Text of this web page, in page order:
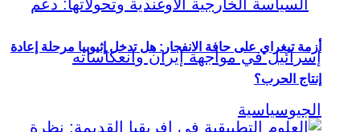
أزمة تيغراي على حافة الانفجار: هل تدخل إثيوبيا مرحلة إعادة
إنتاج الحرب؟